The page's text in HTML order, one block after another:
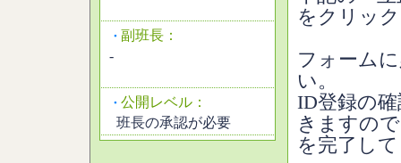
・ 副班長：
-
・ 公開レベル：
班長の承認が必要
をクリッ
フォーム
い。
ID登録の
きますの
を完了し